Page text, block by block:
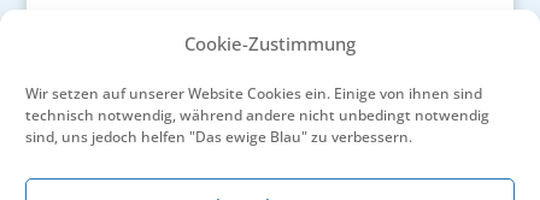
Cookie-Zustimmung
Wir setzen auf unserer Website Cookies ein. Einige von ihnen sind
technisch notwendig, während andere nicht unbedingt notwendig
sind, uns jedoch helfen "Das ewige Blau" zu verbessern.
←Grausame Morde unter provenzalischer
Mit der Rhône gen Süden